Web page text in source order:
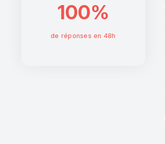
100%
de réponses en 48h